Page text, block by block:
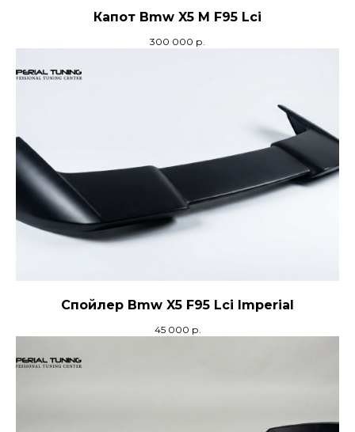
Капот Bmw X5 M F95 Lci
300 000 р.
Спойлер Bmw X5 F95 Lci Imperial
45 000 р.
+7